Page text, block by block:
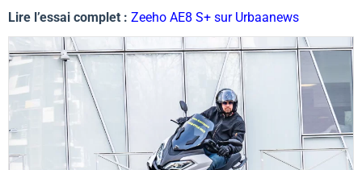
Lire l’essai complet : Zeeho AE8 S+ sur Urbaanews